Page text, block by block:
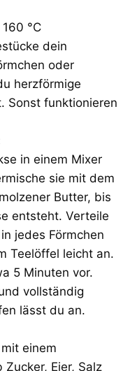
°C
dein
oder
herzförmige
Sonst funktionieren
in einem Mixer
sie mit dem
Butter, bis
entsteht. Verteile
jedes Förmchen
Teelöffel leicht an.
5 Minuten vor.
vollständig
lässt du an.
einem
Eier, Salz